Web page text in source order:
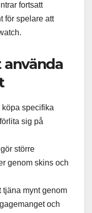
fortsatt
för spelare att
specifika
sig på
större
genom skins och
tjäna mynt genom
och